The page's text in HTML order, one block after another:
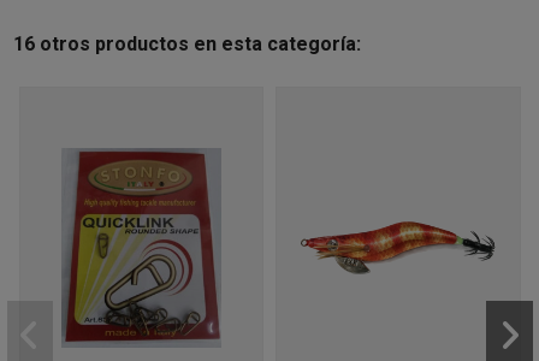
16 otros productos en esta categoría: